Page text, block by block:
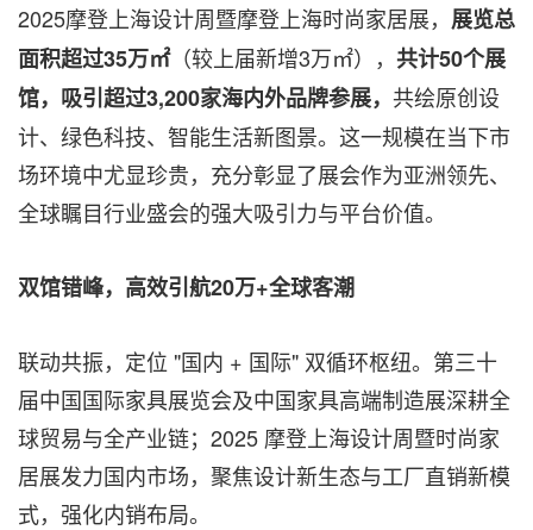
2025摩登上海设计周暨摩登上海时尚家居展， 展览总
面积超过35万㎡（较上届新增3万㎡）， 共计50个展
馆，吸引超过3,200家海内外品牌参展， 共绘原创设
计、绿色科技、智能生活新图景。这一规模在当下市
场环境中尤显珍贵，充分彰显了展会作为亚洲领先、
全球瞩目行业盛会的强大吸引力与平台价值。
双馆错峰，高效引航20万+全球客潮
联动共振，定位 "国内 + 国际" 双循环枢纽。第三十
届中国国际家具展览会及中国家具高端制造展深耕全
球贸易与全产业链；2025 摩登上海设计周暨时尚家
居展发力国内市场，聚焦设计新生态与工厂直销新模
式，强化内销布局。